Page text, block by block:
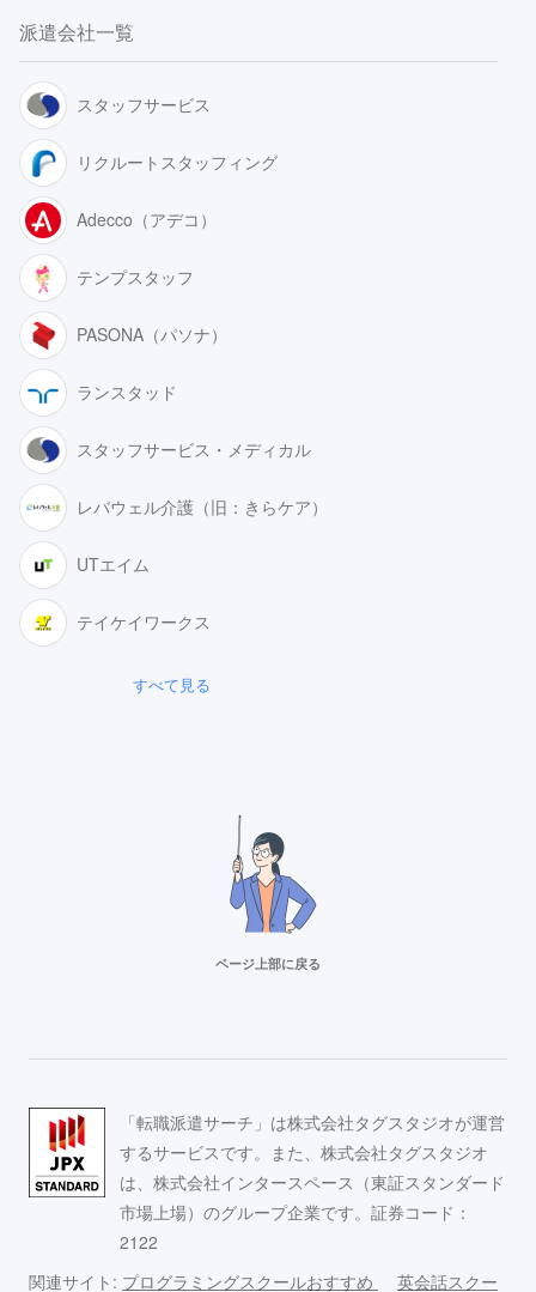
派遣会社一覧
スタッフサービス
リクルートスタッフィング
Adecco（アデコ）
テンプスタッフ
PASONA（パソナ）
ランスタッド
スタッフサービス・メディカル
レバウェル介護（旧：きらケア）
UTエイム
テイケイワークス
すべて見る
ページ上部に戻る
「転職派遣サーチ」は株式会社タグスタジオが運営
するサービスです。また、株式会社タグスタジオ
は、株式会社インタースペース（東証スタンダード
市場上場）のグループ企業です。証券コード：
2122
関連サイト: プログラミングスクールおすすめ 英会話スクー